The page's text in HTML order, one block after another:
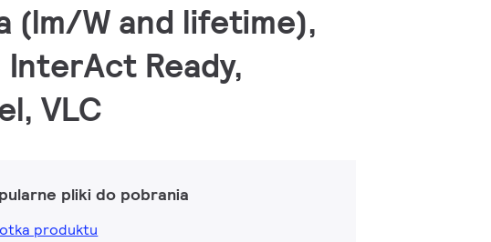
(lm/W and lifetime),
InterAct Ready,
VLC
pliki do pobrania
produktu